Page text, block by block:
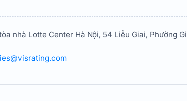
nhà Lotte Center Hà Nội, 54 Liễu Giai, Phường